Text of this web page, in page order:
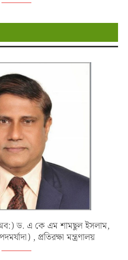
ড. এ কে এম শামছুল ইসলাম,
, প্রতিরক্ষা মন্ত্রণালয়